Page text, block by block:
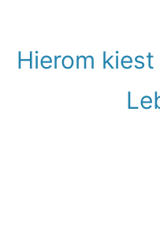
Hierom